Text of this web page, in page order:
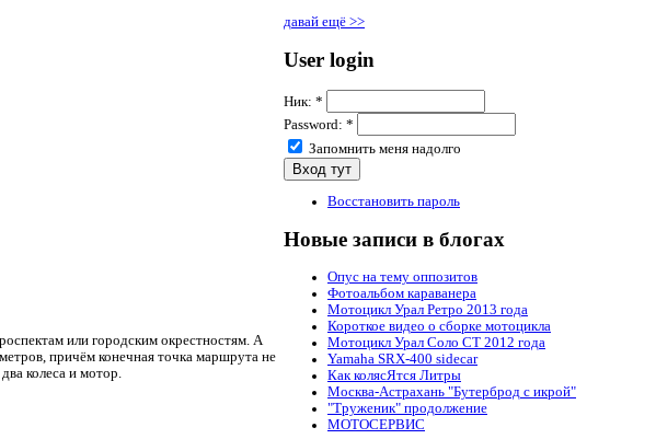
или городским окрестностям. А
причём конечная точка маршрута не
колеса и мотор.
давай ещё >>
User login
Ник: *
Password: *
Запомнить меня надолго
Восстановить пароль
Новые записи в блогах
Опус на тему оппозитов
Фотоальбом караванера
Мотоцикл Урал Ретро 2013 года
Короткое видео о сборке мотоцикла
Мотоцикл Урал Соло СТ 2012 года
Yamaha SRX-400 sidecar
Как колясЯтся Литры
Москва-Астрахань "Бутерброд с икрой"
"Труженик" продолжение
МОТОСЕРВИС